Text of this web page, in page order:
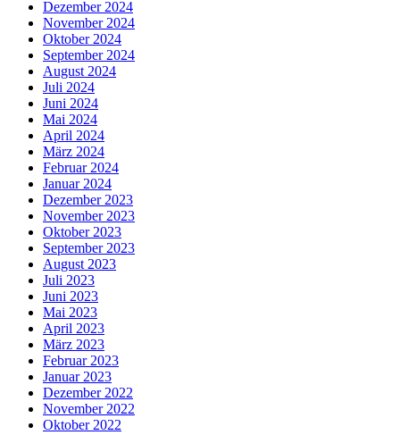
Dezember 2024
November 2024
Oktober 2024
September 2024
August 2024
Juli 2024
Juni 2024
Mai 2024
April 2024
März 2024
Februar 2024
Januar 2024
Dezember 2023
November 2023
Oktober 2023
September 2023
August 2023
Juli 2023
Juni 2023
Mai 2023
April 2023
März 2023
Februar 2023
Januar 2023
Dezember 2022
November 2022
Oktober 2022